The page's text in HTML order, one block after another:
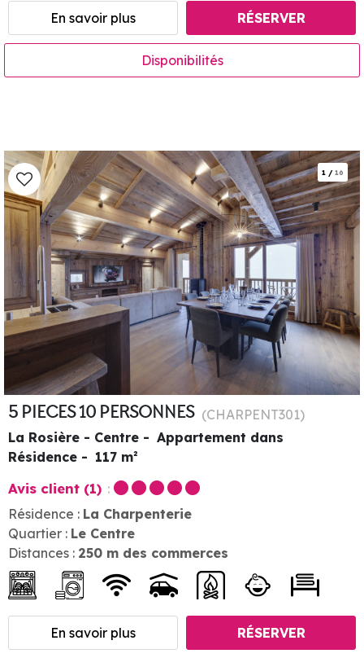
En savoir plus RÉSERVER
Disponibilités
1 / 16
5 PIECES 10 PERSONNES (CHARPENT301)
La Rosière - Centre
Appartement dans
Résidence
117 m²
Avis client (1)
Résidence : La Charpenterie
Quartier : Le Centre
Distances : 250 m des commerces
En savoir plus RÉSERVER